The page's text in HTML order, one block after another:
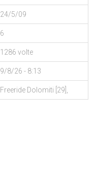
24/5/09
6
1286 volte
9/8/26 - 8:13
Freeride Dolomiti [29],